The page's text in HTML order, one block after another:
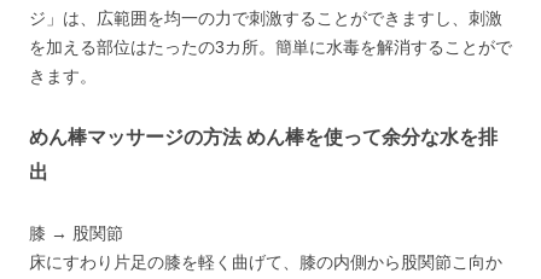
ジ」は、広範囲を均一の力で刺激することができますし、刺激
を加える部位はたったの3カ所。簡単に水毒を解消することがで
きます。
めん棒マッサージの方法 めん棒を使って余分な水を排
出
膝 → 股関節
床にすわり片足の膝を軽く曲げて、膝の内側から股関節こ向か